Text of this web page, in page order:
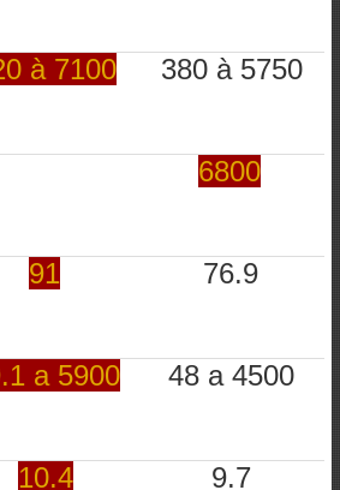
à 7100 380 à 5750
6800
91 76.9
a 5900 48 a 4500
10.4 9.7